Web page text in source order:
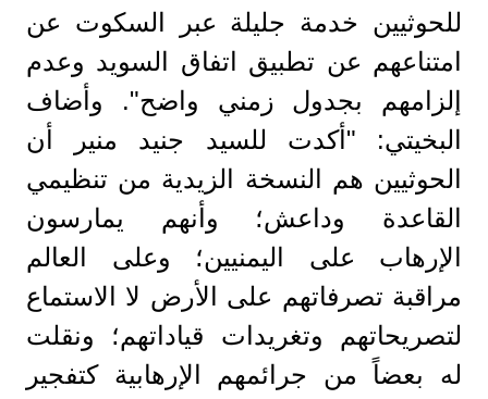
للحوثيين خدمة جليلة عبر السكوت عن
امتناعهم عن تطبيق اتفاق السويد وعدم
إلزامهم بجدول زمني واضح". وأضاف
البخيتي: "أكدت للسيد جنيد منير أن
الحوثيين هم النسخة الزيدية من تنظيمي
القاعدة وداعش؛ وأنهم يمارسون
الإرهاب على اليمنيين؛ وعلى العالم
مراقبة تصرفاتهم على الأرض لا الاستماع
لتصريحاتهم وتغريدات قياداتهم؛ ونقلت
له بعضاً من جرائمهم الإرهابية كتفجير